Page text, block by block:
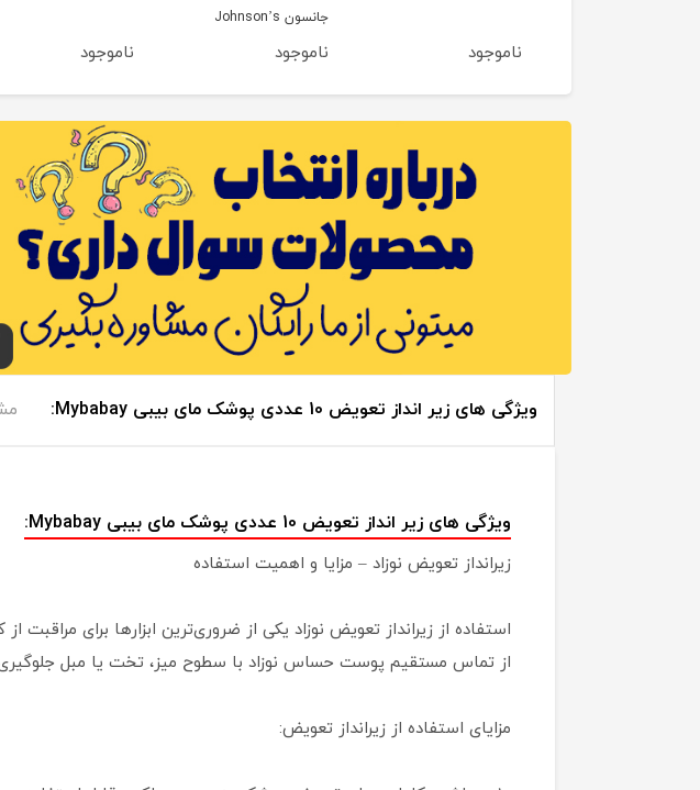
ناموجود
جانسون Johnson’s
ناموجود ناموجود
ویژگی های زیر انداز تعویض 10 عددی پوشک مای بیبی Mybabay:
ویژگی های زیر انداز تعویض 10 عددی پوشک مای بیبی Mybabay:
زیرانداز تعویض نوزاد – مزایا و اهمیت استفاده
استفاده از زیرانداز تعویض نوزاد یکی از ضروری‌ترین ابزارها برای
از تماس مستقیم پوست حساس نوزاد با سطوح میز، تخت یا مبل
مزایای استفاده از زیرانداز تعویض: